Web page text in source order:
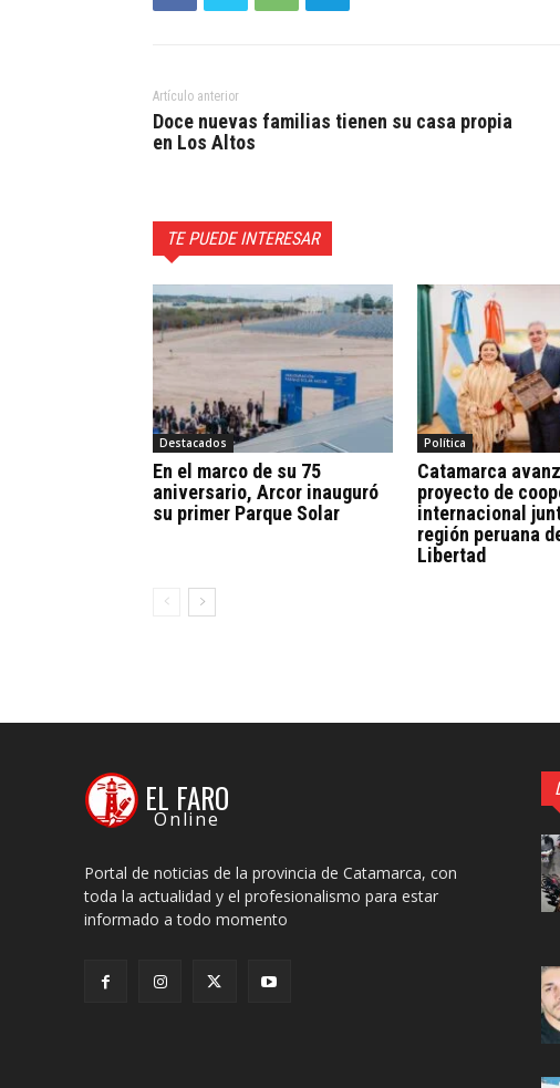
Artículo anterior
Doce nuevas familias tienen su casa propia
en Los Altos
TE PUEDE INTERESAR
Destacados
En el marco de su 75
aniversario, Arcor inauguró
su primer Parque Solar
Política
Catamarca
proyecto de
internacional
región peruana
Libertad
EL FARO
Online
Portal de noticias de la provincia de Catamarca, con
toda la actualidad y el profesionalismo para estar
informado a todo momento